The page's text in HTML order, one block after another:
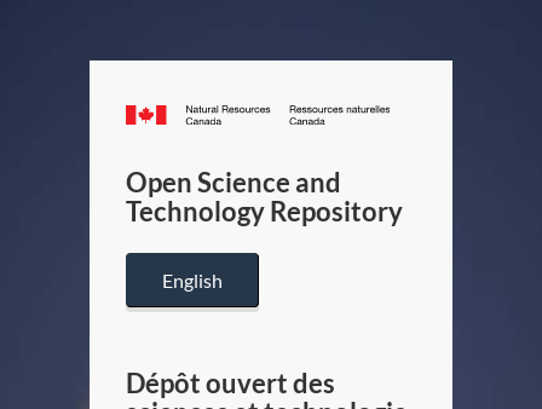
Canada.ca
/
Canada
Open Science and
Technology Repository
English
Dépôt ouvert des